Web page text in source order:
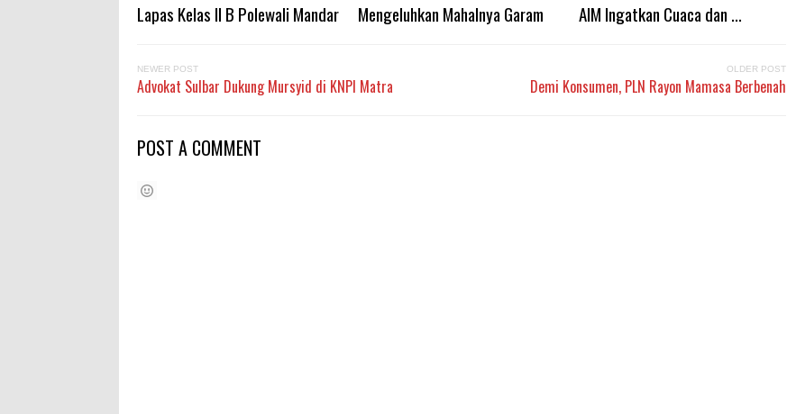
Lapas Kelas II B Polewali Mandar
Mengeluhkan Mahalnya Garam
AIM Ingatkan Cuaca dan ...
NEWER POST
Advokat Sulbar Dukung Mursyid di KNPI Matra
OLDER POST
Demi Konsumen, PLN Rayon Mamasa Berbenah
POST A COMMENT